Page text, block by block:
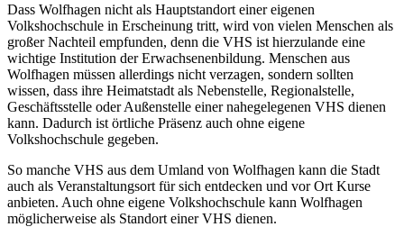
Dass Wolfhagen nicht als Hauptstandort einer eigenen
Volkshochschule in Erscheinung tritt, wird von vielen Menschen als
großer Nachteil empfunden, denn die VHS ist hierzulande eine
wichtige Institution der Erwachsenenbildung. Menschen aus
Wolfhagen müssen allerdings nicht verzagen, sondern sollten
wissen, dass ihre Heimatstadt als Nebenstelle, Regionalstelle,
Geschäftsstelle oder Außenstelle einer nahegelegenen VHS dienen
kann. Dadurch ist örtliche Präsenz auch ohne eigene
Volkshochschule gegeben.
So manche VHS aus dem Umland von Wolfhagen kann die Stadt
auch als Veranstaltungsort für sich entdecken und vor Ort Kurse
anbieten. Auch ohne eigene Volkshochschule kann Wolfhagen
möglicherweise als Standort einer VHS dienen.